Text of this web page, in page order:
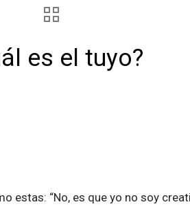
es el tuyo?
estas: “No, es que yo no soy